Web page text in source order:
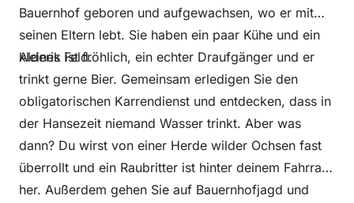
Bauernhof geboren und aufgewachsen, wo er mit
seinen Eltern lebt. Sie haben ein paar Kühe und ein
kleines Feld.
Alderik ist fröhlich, ein echter Draufgänger und er
trinkt gerne Bier. Gemeinsam erledigen Sie den
obligatorischen Karrendienst und entdecken, dass in
der Hansezeit niemand Wasser trinkt. Aber was
dann? Du wirst von einer Herde wilder Ochsen fast
überrollt und ein Raubritter ist hinter deinem Fahrrad
her. Außerdem gehen Sie auf Bauernhofjagd und